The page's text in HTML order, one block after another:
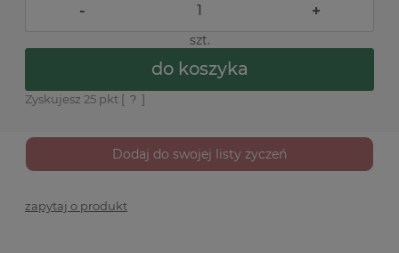
- +
szt.
do koszyka
Zyskujesz 25 pkt [ ? ]
Dodaj do swojej listy życzeń
zapytaj o produkt